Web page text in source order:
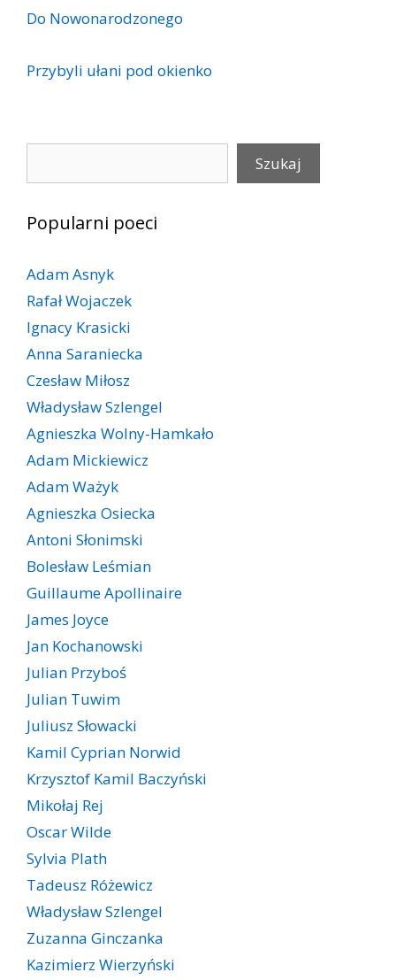
Do Nowonarodzonego
Przybyli ułani pod okienko
Szukaj
Popularni poeci
Adam Asnyk
Rafał Wojaczek
Ignacy Krasicki
Anna Saraniecka
Czesław Miłosz
Władysław Szlengel
Agnieszka Wolny-Hamkało
Adam Mickiewicz
Adam Ważyk
Agnieszka Osiecka
Antoni Słonimski
Bolesław Leśmian
Guillaume Apollinaire
James Joyce
Jan Kochanowski
Julian Przyboś
Julian Tuwim
Juliusz Słowacki
Kamil Cyprian Norwid
Krzysztof Kamil Baczyński
Mikołaj Rej
Oscar Wilde
Sylvia Plath
Tadeusz Różewicz
Władysław Szlengel
Zuzanna Ginczanka
Kazimierz Wierzyński